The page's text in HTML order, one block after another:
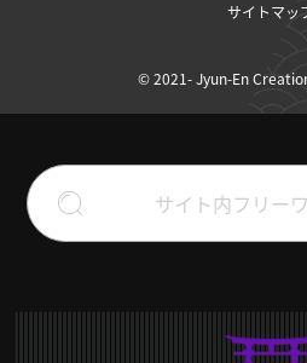
サイトマッ
© 2021- Jyun-En